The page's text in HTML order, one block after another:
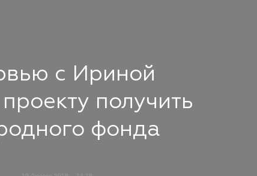
с Ириной
получить
фонда